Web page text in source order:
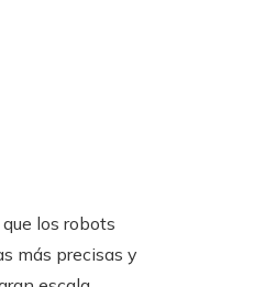
los robots
más precisas y